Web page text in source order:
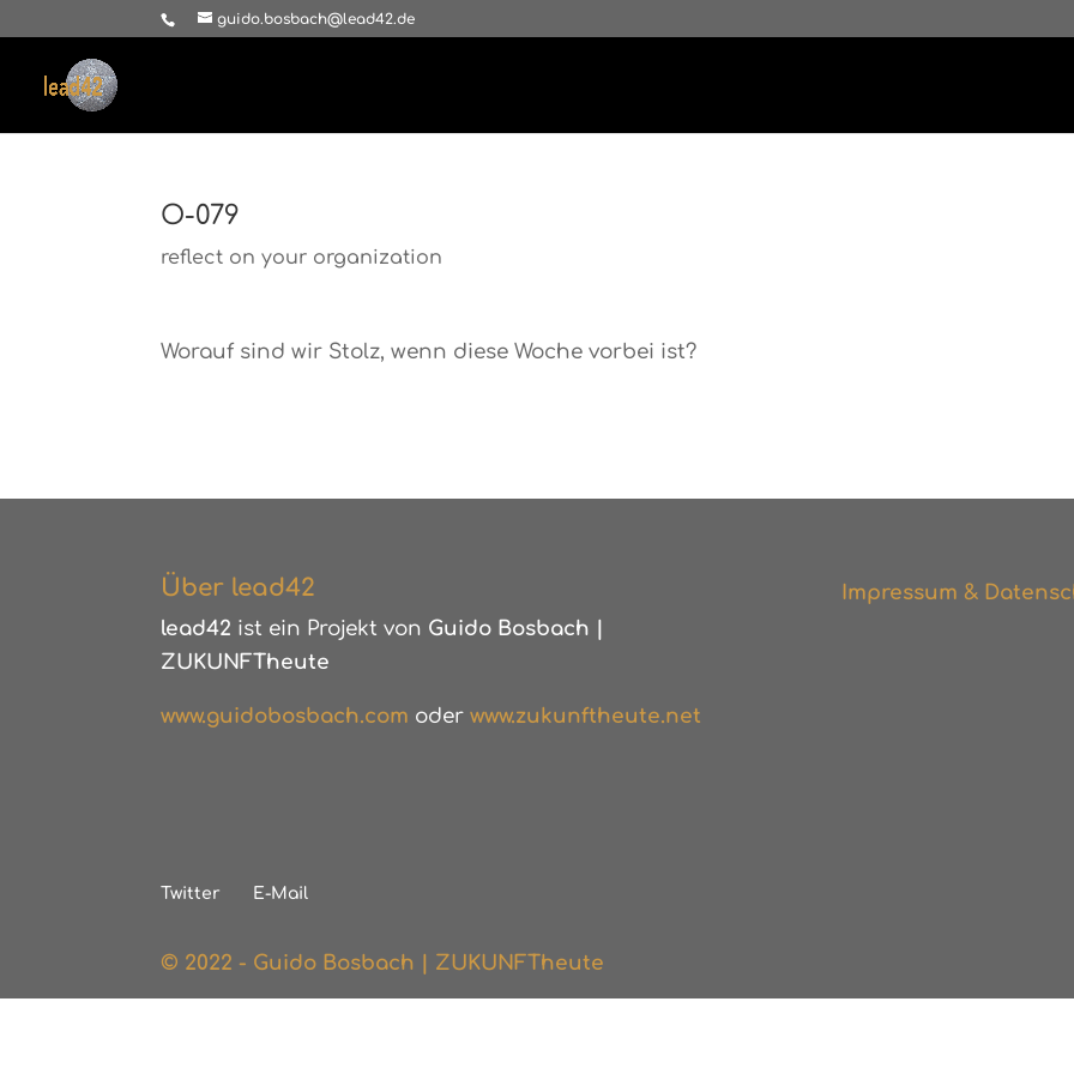
guido.bosbach@lead42.de
O-079
reflect on your organization
Worauf sind wir Stolz, wenn diese Woche vorbei ist?
Über lead42
lead42 ist ein Projekt von Guido Bosbach |
ZUKUNFTheute
www.guidobosbach.com oder www.zukunftheute.net
Impressum &
Twitter E-Mail
© 2022 - Guido Bosbach | ZUKUNFTheute